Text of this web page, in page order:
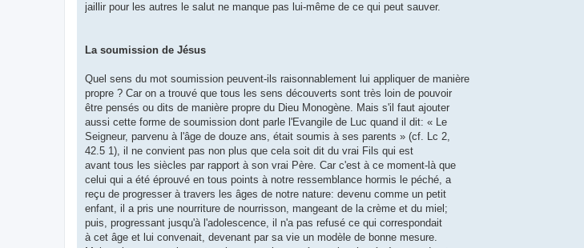
jaillir pour les autres le salut ne manque pas lui-même de ce qui peut sauver.
La soumission de Jésus
Quel sens du mot soumission peuvent-ils raisonnablement lui appliquer de manière
propre ? Car on a trouvé que tous les sens découverts sont très loin de pouvoir
être pensés ou dits de manière propre du Dieu Monogène. Mais s'il faut ajouter
aussi cette forme de soumission dont parle l'Evangile de Luc quand il dit: « Le
Seigneur, parvenu à l'âge de douze ans, était soumis à ses parents » (cf. Lc 2,
42.5 1), il ne convient pas non plus que cela soit dit du vrai Fils qui est
avant tous les siècles par rapport à son vrai Père. Car c'est à ce moment-là que
celui qui a été éprouvé en tous points à notre ressemblance hormis le péché, a
reçu de progresser à travers les âges de notre nature: devenu comme un petit
enfant, il a pris une nourriture de nourrisson, mangeant de la crème et du miel;
puis, progressant jusqu'à l'adolescence, il n'a pas refusé ce qui correspondait
à cet âge et lui convenait, devenant par sa vie un modèle de bonne mesure.